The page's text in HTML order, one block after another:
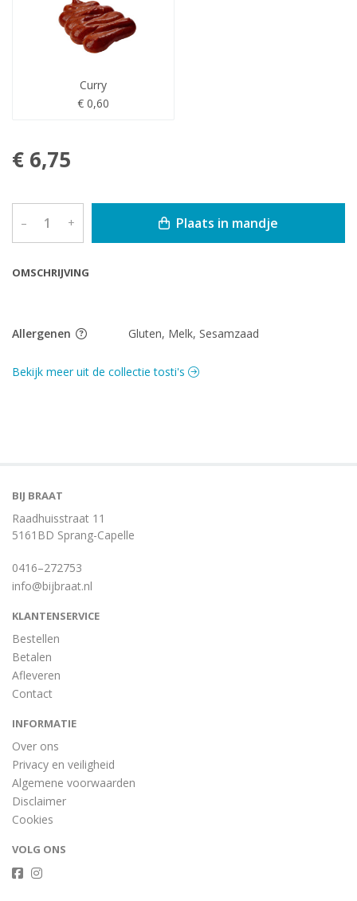
OMSCHRIJVING
Curry
€ 0,60
€ 6,75
– + Plaats in mandje
Allergenen Gluten, Melk, Sesamzaad
Bekijk meer uit de collectie tosti's
BIJ BRAAT
Raadhuisstraat 11
5161BD Sprang-Capelle
0416–272753
info@bijbraat.nl
KLANTENSERVICE
Bestellen
Betalen
Afleveren
Contact
INFORMATIE
Over ons
Privacy en veiligheid
Algemene voorwaarden
Disclaimer
Cookies
VOLG ONS